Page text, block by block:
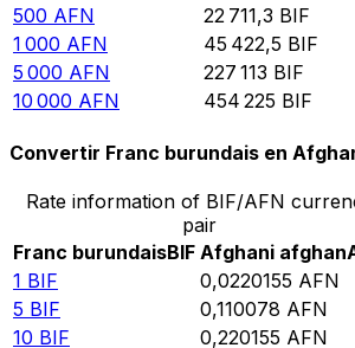
500 AFN 22 711,3 BIF
1 000 AFN 45 422,5 BIF
5 000 AFN 227 113 BIF
10 000 AFN 454 225 BIF
Convertir Franc burundais en
Rate information of BIF/AFN
pair
Franc burundaisBIF Afghani afghan
1 BIF 0,0220155 AFN
5 BIF 0,110078 AFN
10 BIF 0,220155 AFN